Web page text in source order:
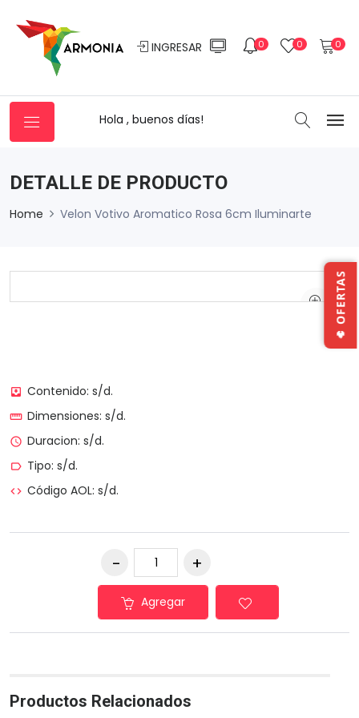
🔥 OFERTAS
INGRESAR 0 0 0
Hola , buenos días!
DETALLE DE PRODUCTO
Home Velon Votivo Aromatico Rosa 6cm Iluminarte
move_to_inbox Contenido: s/d.
straighten Dimensiones: s/d.
access_time Duracion: s/d.
label_outline Tipo: s/d.
code Código AOL: s/d.
Agregar
Productos Relacionados